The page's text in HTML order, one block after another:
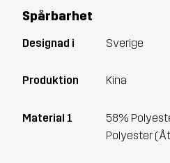
Spårbarhet
Designad i Sverige
Produktion Kina
Material 1
58%
Polyester